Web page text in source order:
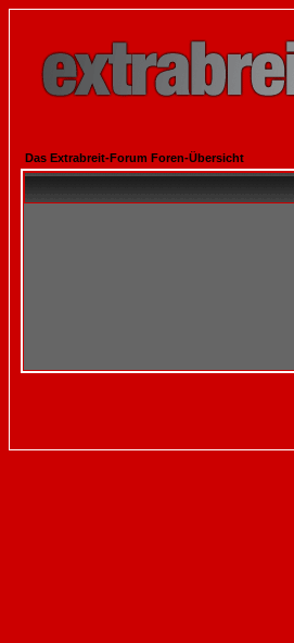
Das Extrabreit-Forum Foren-Übersicht